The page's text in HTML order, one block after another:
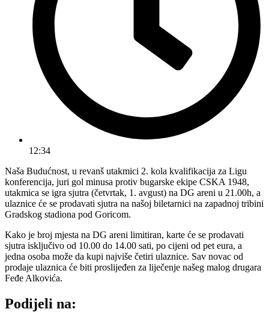
12:34
Naša Budućnost, u revanš utakmici 2. kola kvalifikacija za Ligu
konferencija, juri gol minusa protiv bugarske ekipe CSKA 1948,
utakmica se igra sjutra (četvrtak, 1. avgust) na DG areni u 21.00h, a
ulaznice će se prodavati sjutra na našoj biletarnici na zapadnoj tribini
Gradskog stadiona pod Goricom.
Kako je broj mjesta na DG areni limitiran, karte će se prodavati
sjutra isključivo od 10.00 do 14.00 sati, po cijeni od pet eura, a
jedna osoba može da kupi najviše četiri ulaznice. Sav novac od
prodaje ulaznica će biti proslijeđen za liječenje našeg malog drugara
Feđe Alkovića.
Podijeli na: